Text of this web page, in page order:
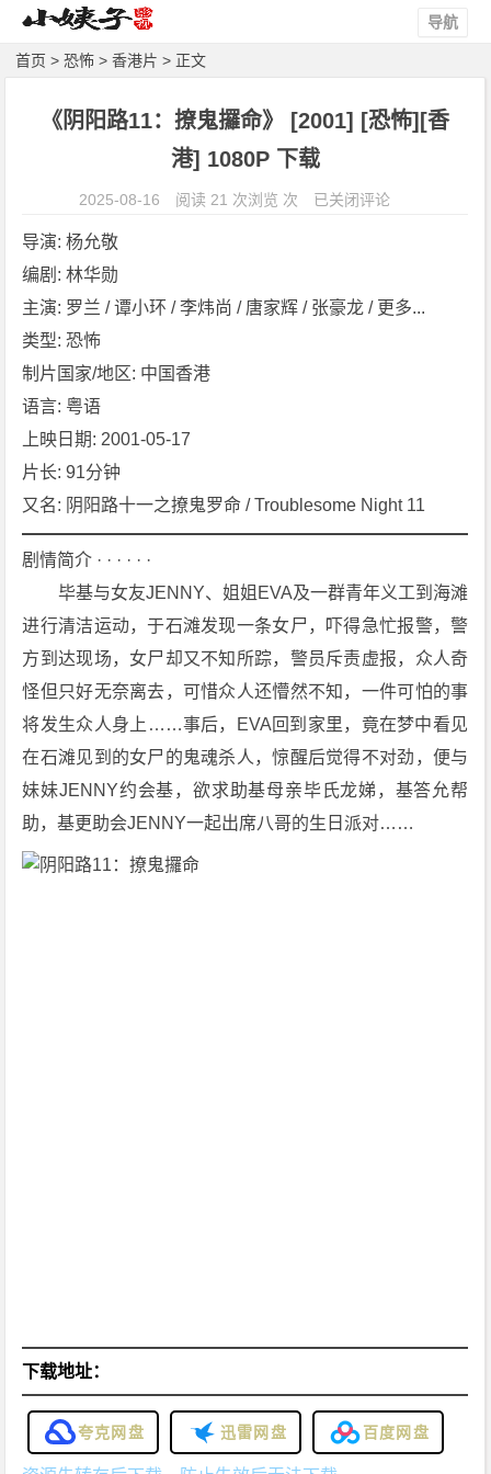
导航
首页 >恐怖 >香港片 > 正文
《阴阳路11：撩鬼攞命》 [2001] [恐怖][香
港] 1080P 下载
2025-08-16 阅读 21 次浏览 次
《阴
1：
0
怖]
港]
1
0
8
0
下
载
已关闭评论
导演: 杨允敬
编剧: 林华勋
主演: 罗兰 / 谭小环 / 李炜尚 / 唐家辉 / 张豪龙 / 更多...
类型: 恐怖
制片国家/地区: 中国香港
语言: 粤语
上映日期: 2001-05-17
片长: 91分钟
又名: 阴阳路十一之撩鬼罗命 / Troublesome Night 11
剧情简介 · · · · · ·
毕基与女友JENNY、姐姐EVA及一群青年义工到海滩
进行清洁运动，于石滩发现一条女尸，吓得急忙报警，警
方到达现场，女尸却又不知所踪，警员斥责虚报，众人奇
怪但只好无奈离去，可惜众人还懵然不知，一件可怕的事
将发生众人身上……事后，EVA回到家里，竟在梦中看见
在石滩见到的女尸的鬼魂杀人，惊醒后觉得不对劲，便与
妹妹JENNY约会基，欲求助基母亲毕氏龙娣，基答允帮
助，基更助会JENNY一起出席八哥的生日派对……
下载地址：
夸克网盘 迅雷网盘 百度网盘